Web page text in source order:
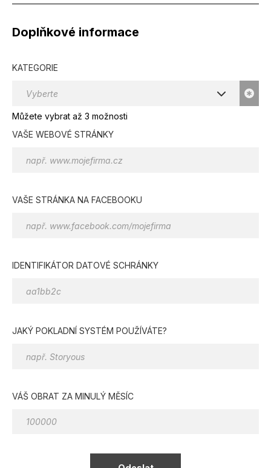
Doplňkové informace
KATEGORIE
Vyberte
Můžete vybrat až 3 možnosti
VAŠE WEBOVÉ STRÁNKY
VAŠE STRÁNKA NA FACEBOOKU
IDENTIFIKÁTOR DATOVÉ SCHRÁNKY
JAKÝ POKLADNÍ SYSTÉM POUŽÍVÁTE?
VÁŠ OBRAT ZA MINULÝ MĚSÍC